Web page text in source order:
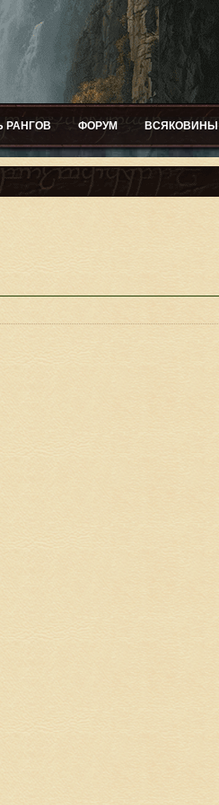
РАНГОВ ФОРУМ ВСЯКОВИНЫ